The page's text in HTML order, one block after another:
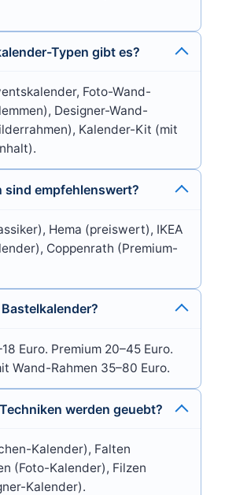
Typen gibt es?
Foto-Wand-
Designer-Wand-
Kalender-Kit (mit
sind empfehlenswert?
Hema (preiswert), IKEA
Coppenrath (Premium-
Euro. Premium 20–45 Euro.
Wand-Rahmen 35–80 Euro.
werden geuebt?
Kalender), Falten
(Foto-Kalender), Filzen
Kalender).